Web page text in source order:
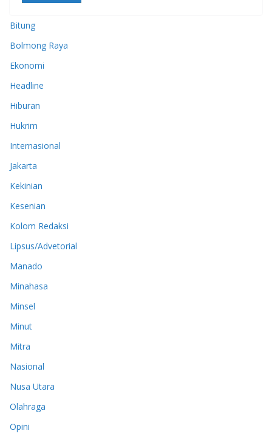
Bitung
Bolmong Raya
Ekonomi
Headline
Hiburan
Hukrim
Internasional
Jakarta
Kekinian
Kesenian
Kolom Redaksi
Lipsus/Advetorial
Manado
Minahasa
Minsel
Minut
Mitra
Nasional
Nusa Utara
Olahraga
Opini